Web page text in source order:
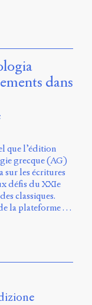
dans
que l’édition
grecque (AG)
sur les écritures
défis du XXIe
classiques.
de la plateforme …